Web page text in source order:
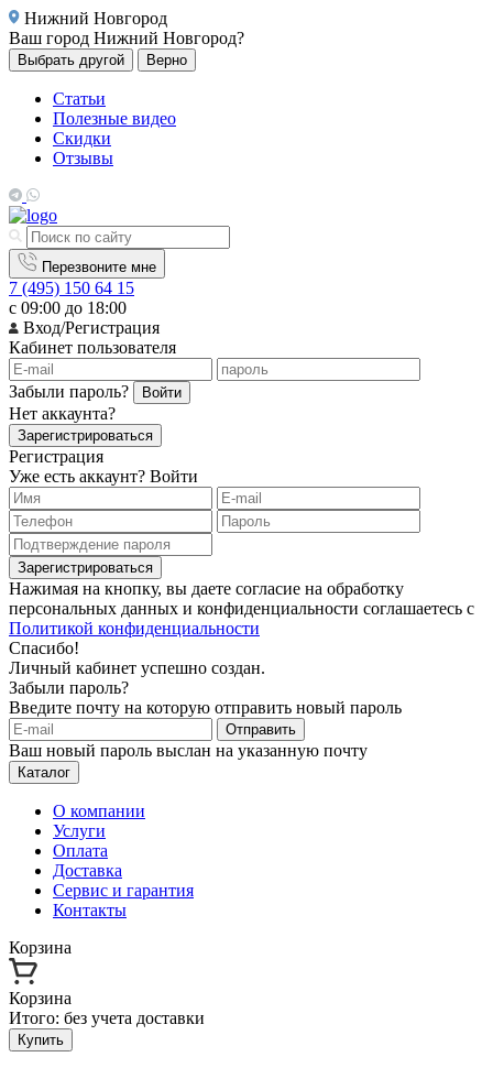
Нижний Новгород
Ваш город Нижний Новгород?
Выбрать другой Верно
Статьи
Полезные видео
Скидки
Отзывы
Перезвоните мне
7 (495) 150 64 15
с 09:00 до 18:00
Вход/Регистрация
Кабинет пользователя
Забыли пароль? Войти
Нет аккаунта?
Зарегистрироваться
Регистрация
Уже есть аккаунт? Войти
Зарегистрироваться
Нажимая на кнопку, вы даете согласие на обработку
персональных данных и конфиденциальности соглашаетесь с
Политикой конфиденциальности
Спасибо!
Личный кабинет успешно создан.
Забыли пароль?
Введите почту на которую отправить новый пароль
Отправить
Ваш новый пароль выслан на указанную почту
Каталог
О компании
Услуги
Оплата
Доставка
Сервис и гарантия
Контакты
Корзина
Корзина
Итого: без учета доставки
Купить